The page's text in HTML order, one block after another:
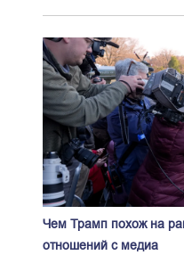
Чем Трамп похож на
отношений с медиа